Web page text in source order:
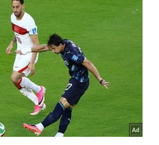
milênios para guiar
de frente, sem
mundialmente
estruturar seus
externo parece
no que realmente
humanode forma
eficaz estabelecendo os